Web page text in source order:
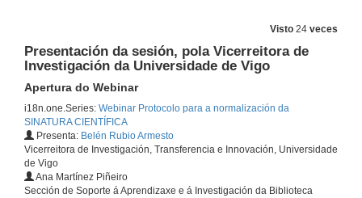
Visto 24 veces
Presentación da sesión, pola Vicerreitora de
Investigación da Universidade de Vigo
Apertura do Webinar
i18n.one.Series: Webinar Protocolo para a normalización da
SINATURA CIENTÍFICA
Presenta: Belén Rubio Armesto
Vicerreitora de Investigación, Transferencia e Innovación, Universidade
de Vigo
Ana Martínez Piñeiro
Sección de Soporte á Aprendizaxe e á Investigación da Biblioteca